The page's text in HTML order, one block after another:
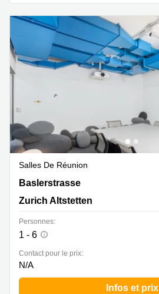
Salles De Réunion
Baslerstrasse 60, Zurich Altstetten
Baslerstrasse
Zurich Altstetten
Personnes:
1 - 6
Contact pour le prix:
N/A
Infos et prix